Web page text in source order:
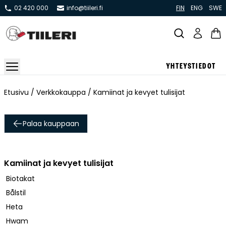
02 420 000 info@tiileri.fi FIN ENG SWE
YHTEYSTIEDOT
Takat ja tulisijat
Varaavat takat
Pönttö -ja kaakeliuunit
Hellat
Kiertoilmatakat ja kamiinat
Grillit ja pihakeittiöt
Kiukaat
Hormit
Etusivu / Verkkokauppa / Kamiinat ja kevyet tulisijat
Palaa kauppaan
Kamiinat ja kevyet tulisijat
Biotakat
Bålstil
Heta
Hwam